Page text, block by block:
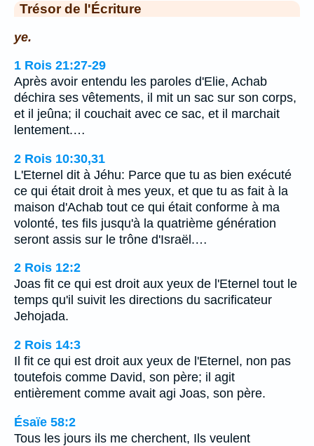
Trésor de l'Écriture
ye.
1 Rois 21:27-29
Après avoir entendu les paroles d'Elie, Achab
déchira ses vêtements, il mit un sac sur son corps,
et il jeûna; il couchait avec ce sac, et il marchait
lentement.…
2 Rois 10:30,31
L'Eternel dit à Jéhu: Parce que tu as bien exécuté
ce qui était droit à mes yeux, et que tu as fait à la
maison d'Achab tout ce qui était conforme à ma
volonté, tes fils jusqu'à la quatrième génération
seront assis sur le trône d'Israël.…
2 Rois 12:2
Joas fit ce qui est droit aux yeux de l'Eternel tout le
temps qu'il suivit les directions du sacrificateur
Jehojada.
2 Rois 14:3
Il fit ce qui est droit aux yeux de l'Eternel, non pas
toutefois comme David, son père; il agit
entièrement comme avait agi Joas, son père.
Ésaïe 58:2
Tous les jours ils me cherchent, Ils veulent